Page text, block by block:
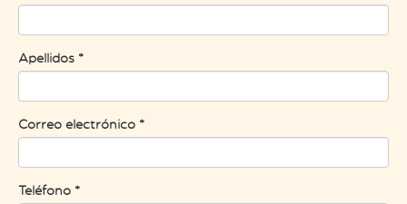
Apellidos *
Correo electrónico *
Teléfono *